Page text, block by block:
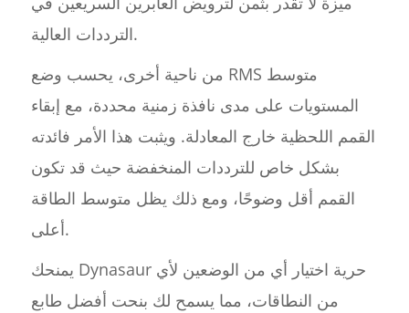
الترددات العالية.
من ناحية أخرى، يحسب وضع RMS متوسط
المستويات على مدى نافذة زمنية محددة، مع إبقاء
القمم اللحظية خارج المعادلة. ويثبت هذا الأمر فائدته
بشكل خاص للترددات المنخفضة حيث قد تكون
القمم أقل وضوحًا، ومع ذلك يظل متوسط الطاقة
أعلى.
يمنحك Dynasaur حرية اختيار أي من الوضعين لأي
من النطاقات، مما يسمح لك بنحت أفضل طابع